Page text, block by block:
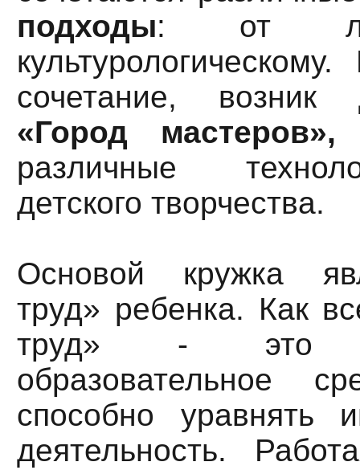
подходы: от
сочетание, возник
«Город мастеров»,
различные
детского творчества.
Основой кружка
труд» ребенка. Как
труд» - это
образовательное
способно уравнять
деятельность.